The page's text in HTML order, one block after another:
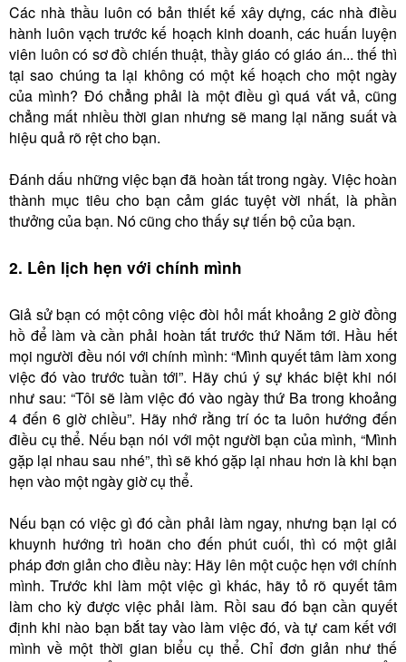
Các nhà thầu luôn có bản thiết kế xây dựng, các nhà điều
hành luôn vạch trước kế hoạch kinh doanh, các huấn luyện
viên luôn có sơ đồ chiến thuật, thầy giáo có giáo án... thế thì
tại sao chúng ta lại không có một kế hoạch cho một ngày
của mình? Đó chẳng phải là một điều gì quá vất vả, cũng
chẳng mất nhiều thời gian nhưng sẽ mang lại năng suất và
hiệu quả rõ rệt cho bạn.
Đánh dấu những việc bạn đã hoàn tất trong ngày. Việc hoàn
thành mục tiêu cho bạn cảm giác tuyệt vời nhất, là phần
thưởng của bạn. Nó cũng cho thấy sự tiến bộ của bạn.
2. Lên lịch hẹn với chính mình
Giả sử bạn có một công việc đòi hỏi mất khoảng 2 giờ đồng
hồ để làm và cần phải hoàn tất trước thứ Năm tới. Hầu hết
mọi người đều nói với chính mình: “Mình quyết tâm làm xong
việc đó vào trước tuần tới”. Hãy chú ý sự khác biệt khi nói
như sau: “Tôi sẽ làm việc đó vào ngày thứ Ba trong khoảng
4 đến 6 giờ chiều”. Hãy nhớ rằng trí óc ta luôn hướng đến
điều cụ thể. Nếu bạn nói với một người bạn của mình, “Mình
gặp lại nhau sau nhé”, thì sẽ khó gặp lại nhau hơn là khi bạn
hẹn vào một ngày giờ cụ thể.
Nếu bạn có việc gì đó cần phải làm ngay, nhưng bạn lại có
khuynh hướng trì hoãn cho đến phút cuối, thì có một giải
pháp đơn giản cho điều này: Hãy lên một cuộc hẹn với chính
mình. Trước khi làm một việc gì khác, hãy tỏ rõ quyết tâm
làm cho kỳ được việc phải làm. Rồi sau đó bạn cần quyết
định khi nào bạn bắt tay vào làm việc đó, và tự cam kết với
mình về một thời gian biểu cụ thể. Chỉ đơn giản như thế